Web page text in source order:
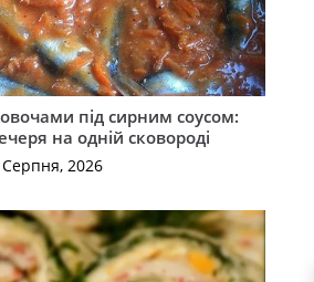
під сирним соусом:
на одній сковороді
2026